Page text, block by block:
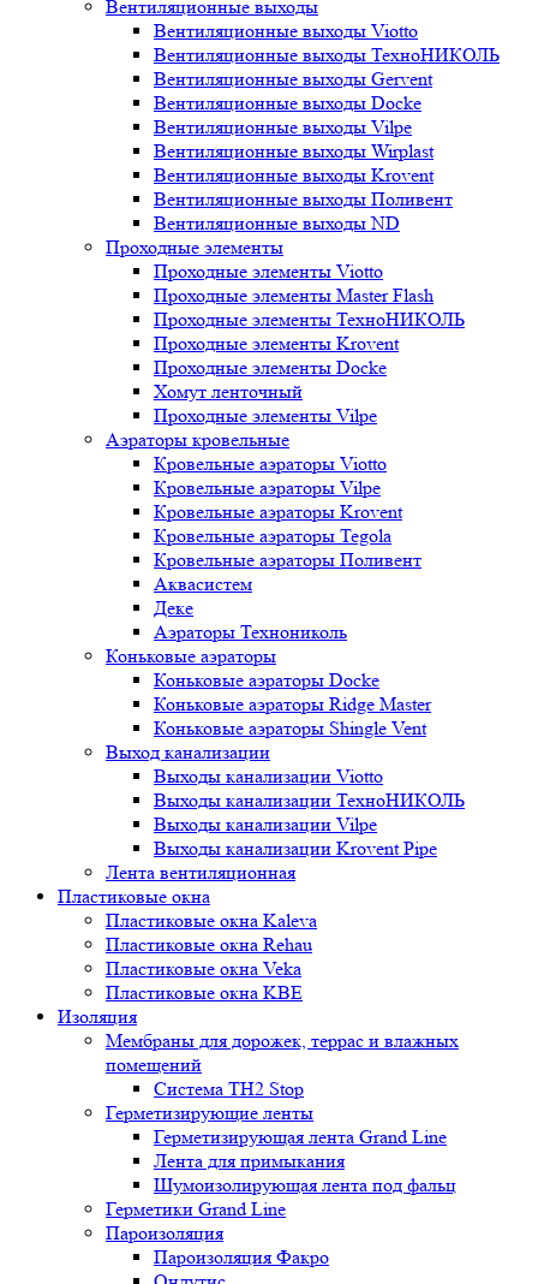
Вентиляционные выходы
Вентиляционные выходы Viotto
Вентиляционные выходы ТехноНИКОЛЬ
Вентиляционные выходы Gervent
Вентиляционные выходы Docke
Вентиляционные выходы Vilpe
Вентиляционные выходы Wirplast
Вентиляционные выходы Krovent
Вентиляционные выходы Поливент
Вентиляционные выходы ND
Проходные элементы
Проходные элементы Viotto
Проходные элементы Master Flash
Проходные элементы ТехноНИКОЛЬ
Проходные элементы Krovent
Проходные элементы Docke
Хомут ленточный
Проходные элементы Vilpe
Аэраторы кровельные
Кровельные аэраторы Viotto
Кровельные аэраторы Vilpe
Кровельные аэраторы Krovent
Кровельные аэраторы Tegola
Кровельные аэраторы Поливент
Аквасистем
Деке
Аэраторы Технониколь
Коньковые аэраторы
Коньковые аэраторы Docke
Коньковые аэраторы Ridge Master
Коньковые аэраторы Shingle Vent
Выход канализации
Выходы канализации Viotto
Выходы канализации ТехноНИКОЛЬ
Выходы канализации Vilpe
Выходы канализации Krovent Pipe
Лента вентиляционная
Пластиковые окна
Пластиковые окна Kaleva
Пластиковые окна Rehau
Пластиковые окна Veka
Пластиковые окна KBE
Изоляция
Мембраны для дорожек, террас и влажных
помещений
Система TH2 Stop
Герметизирующие ленты
Герметизирующая лента Grand Line
Лента для примыкания
Шумоизолирующая лента под фальц
Герметики Grand Line
Пароизоляция
Пароизоляция Факро